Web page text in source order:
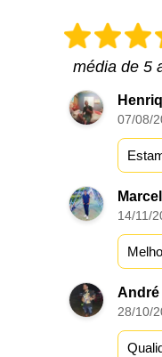
média de 5
07/08/
14/11/
André
28/10/